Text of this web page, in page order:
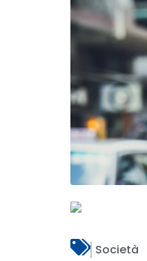
Società